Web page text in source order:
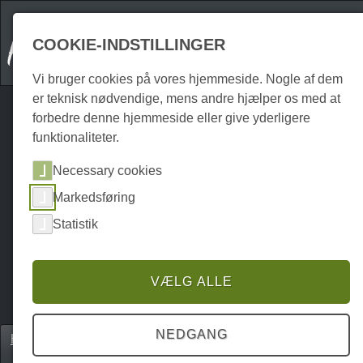
Home
Hoteller & guesthouses
P0027UH00020
COOKIE-INDSTILLINGER
Vi bruger cookies på vores hjemmeside. Nogle af dem
er teknisk nødvendige, mens andre hjælper os med at
forbedre denne hjemmeside eller give yderligere
funktionaliteter.
Necessary cookies
Markedsføring
Statistik
VÆLG ALLE
NEDGANG